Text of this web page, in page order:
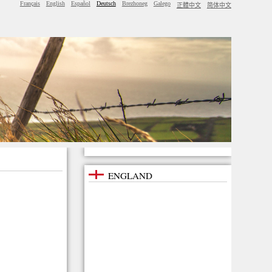
Français English Español Deutsch Brezhoneg Galego 正體中文 简体中文
ENGLAND